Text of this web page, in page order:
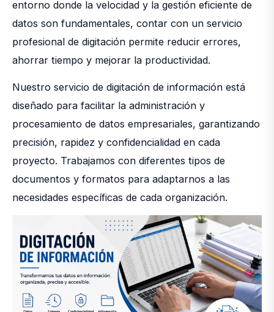
entorno donde la velocidad y la gestión eficiente de
datos son fundamentales, contar con un servicio
profesional de digitación permite reducir errores,
ahorrar tiempo y mejorar la productividad.
Nuestro servicio de digitación de información está
diseñado para facilitar la administración y
procesamiento de datos empresariales, garantizando
precisión, rapidez y confidencialidad en cada
proyecto. Trabajamos con diferentes tipos de
documentos y formatos para adaptarnos a las
necesidades específicas de cada organización.